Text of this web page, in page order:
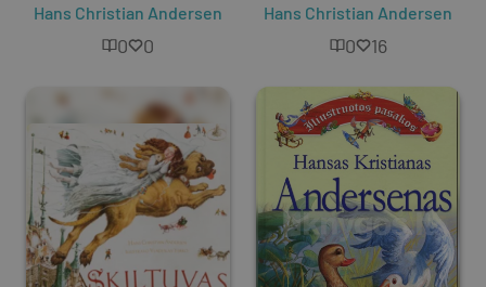
Hans Christian Andersen
0 0
Hans Christian Andersen
0 16